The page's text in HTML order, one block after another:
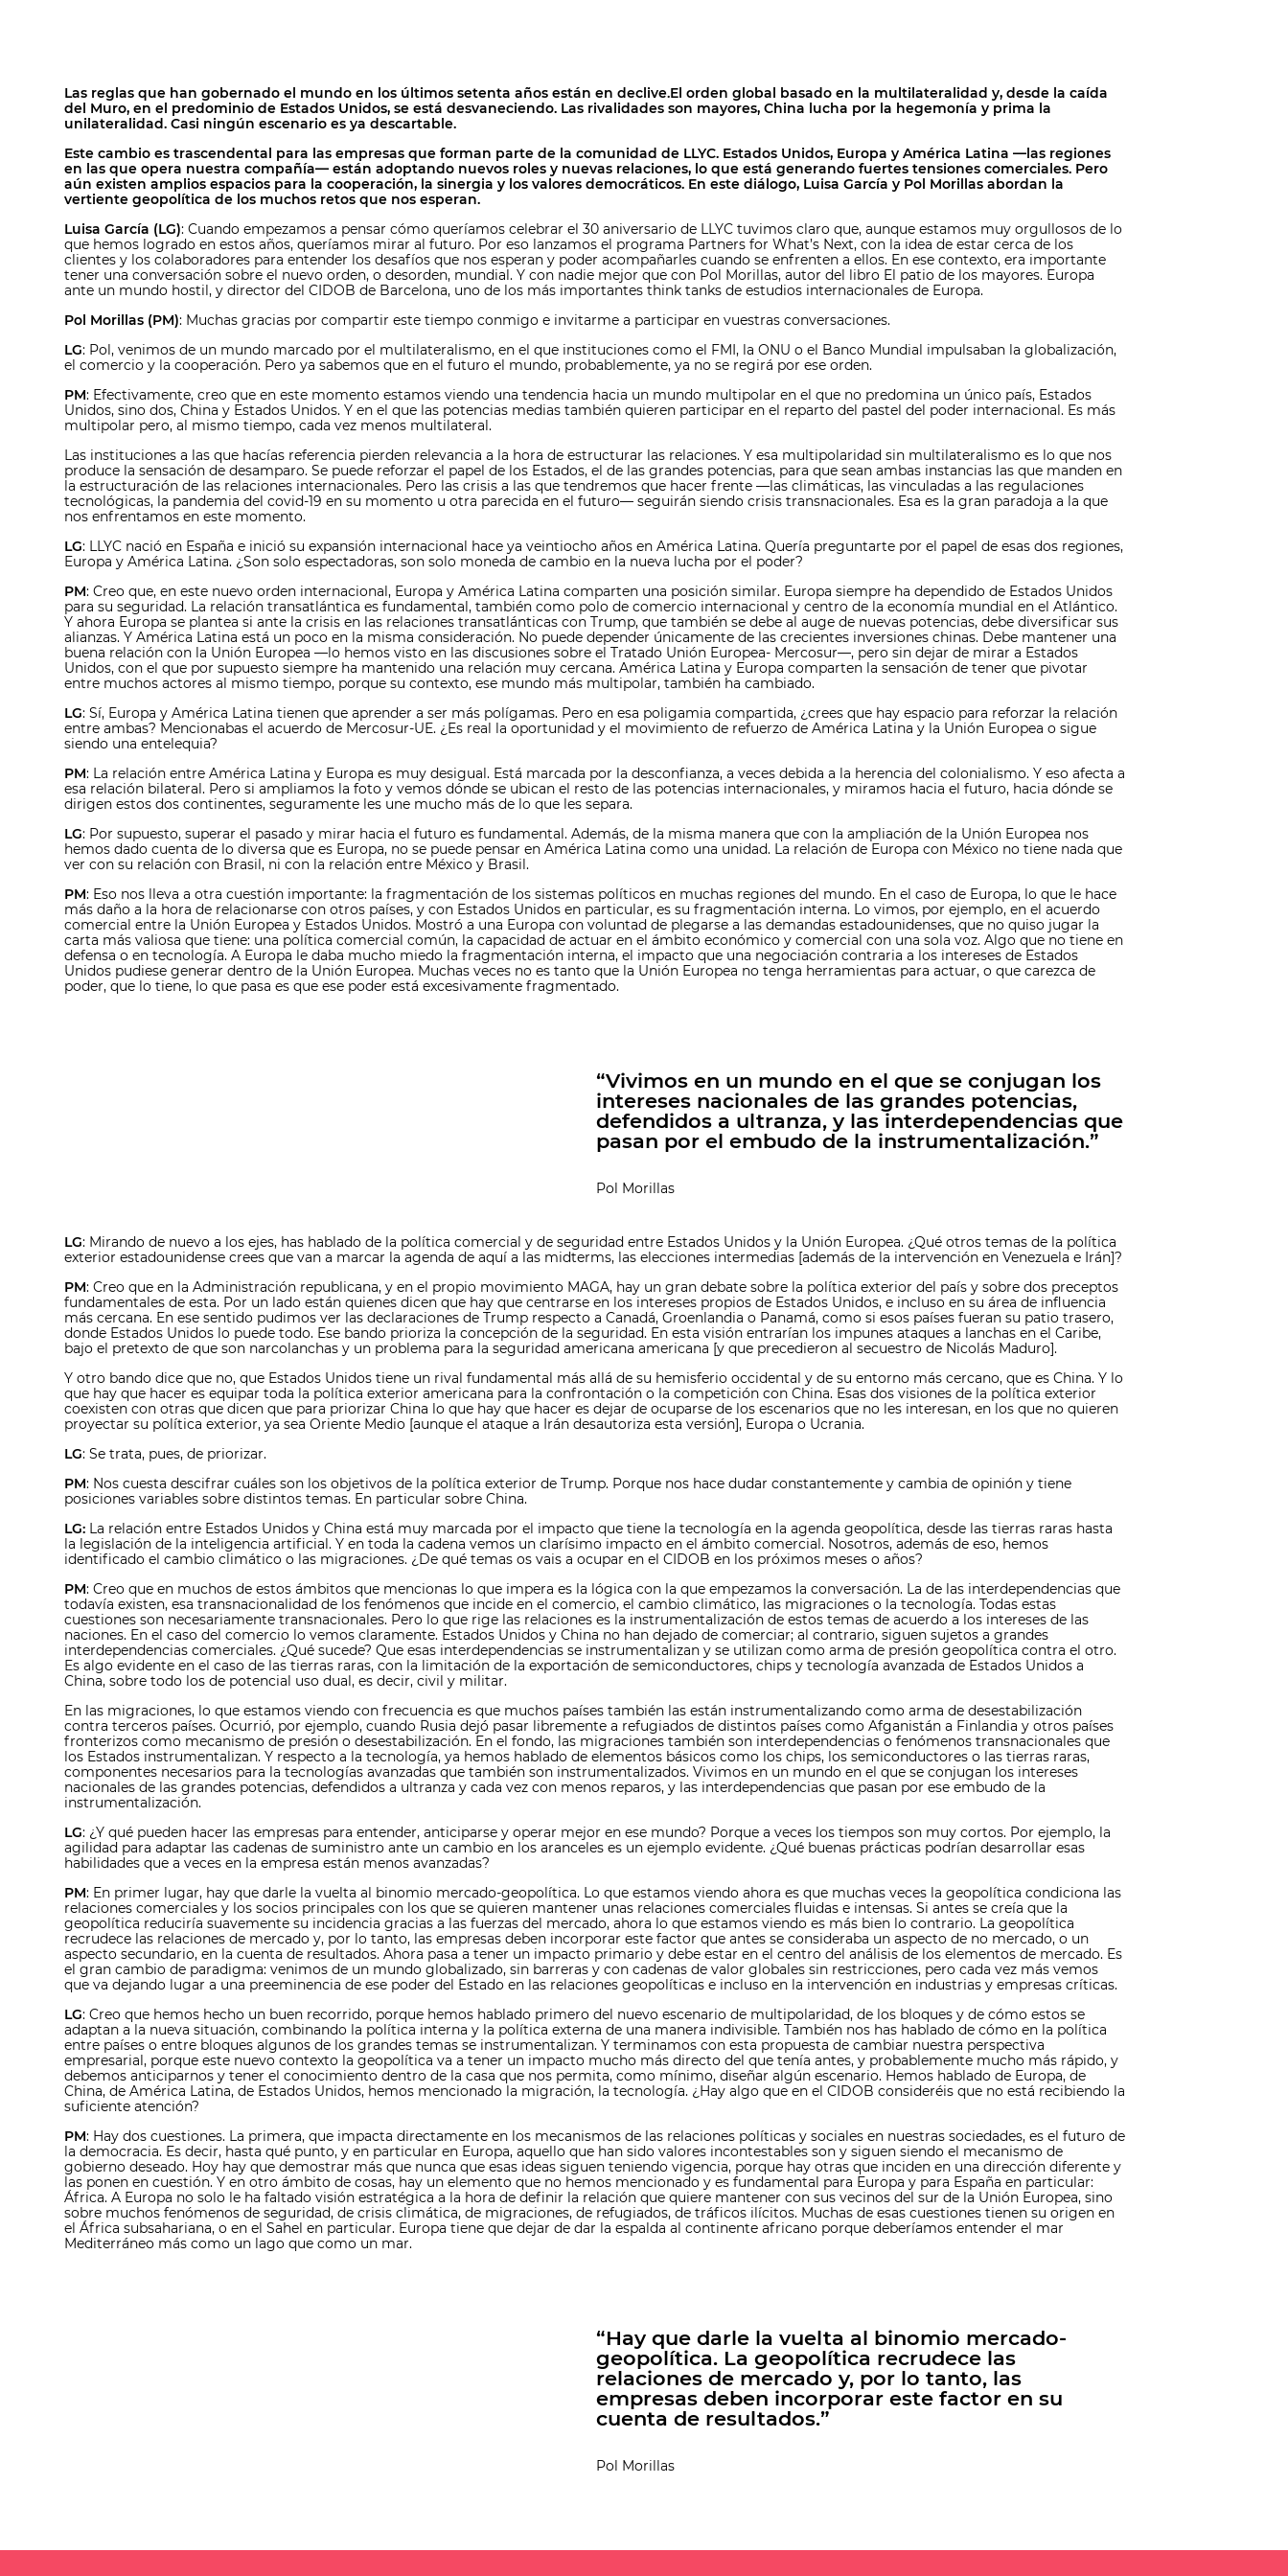
Las reglas que han gobernado el mundo en los últimos setenta años están en declive.El orden global basado en la multilateralidad y, desde la caída
del Muro, en el predominio de Estados Unidos, se está desvaneciendo. Las rivalidades son mayores, China lucha por la hegemonía y prima la
unilateralidad. Casi ningún escenario es ya descartable.
Este cambio es trascendental para las empresas que forman parte de la comunidad de LLYC. Estados Unidos, Europa y América Latina —las regiones
en las que opera nuestra compañía— están adoptando nuevos roles y nuevas relaciones, lo que está generando fuertes tensiones comerciales. Pero
aún existen amplios espacios para la cooperación, la sinergia y los valores democráticos. En este diálogo, Luisa García y Pol Morillas abordan la
vertiente geopolítica de los muchos retos que nos esperan.
Luisa García (LG): Cuando empezamos a pensar cómo queríamos celebrar el 30 aniversario de LLYC tuvimos claro que, aunque estamos muy orgullosos de lo
que hemos logrado en estos años, queríamos mirar al futuro. Por eso lanzamos el programa Partners for What’s Next, con la idea de estar cerca de los
clientes y los colaboradores para entender los desafíos que nos esperan y poder acompañarles cuando se enfrenten a ellos. En ese contexto, era importante
tener una conversación sobre el nuevo orden, o desorden, mundial. Y con nadie mejor que con Pol Morillas, autor del libro El patio de los mayores. Europa
ante un mundo hostil, y director del CIDOB de Barcelona, uno de los más importantes think tanks de estudios internacionales de Europa.
Pol Morillas (PM): Muchas gracias por compartir este tiempo conmigo e invitarme a participar en vuestras conversaciones.
LG: Pol, venimos de un mundo marcado por el multilateralismo, en el que instituciones como el FMI, la ONU o el Banco Mundial impulsaban la globalización,
el comercio y la cooperación. Pero ya sabemos que en el futuro el mundo, probablemente, ya no se regirá por ese orden.
PM: Efectivamente, creo que en este momento estamos viendo una tendencia hacia un mundo multipolar en el que no predomina un único país, Estados
Unidos, sino dos, China y Estados Unidos. Y en el que las potencias medias también quieren participar en el reparto del pastel del poder internacional. Es más
multipolar pero, al mismo tiempo, cada vez menos multilateral.
Las instituciones a las que hacías referencia pierden relevancia a la hora de estructurar las relaciones. Y esa multipolaridad sin multilateralismo es lo que nos
produce la sensación de desamparo. Se puede reforzar el papel de los Estados, el de las grandes potencias, para que sean ambas instancias las que manden en
la estructuración de las relaciones internacionales. Pero las crisis a las que tendremos que hacer frente —las climáticas, las vinculadas a las regulaciones
tecnológicas, la pandemia del covid-19 en su momento u otra parecida en el futuro— seguirán siendo crisis transnacionales. Esa es la gran paradoja a la que
nos enfrentamos en este momento.
LG: LLYC nació en España e inició su expansión internacional hace ya veintiocho años en América Latina. Quería preguntarte por el papel de esas dos regiones,
Europa y América Latina. ¿Son solo espectadoras, son solo moneda de cambio en la nueva lucha por el poder?
PM: Creo que, en este nuevo orden internacional, Europa y América Latina comparten una posición similar. Europa siempre ha dependido de Estados Unidos
para su seguridad. La relación transatlántica es fundamental, también como polo de comercio internacional y centro de la economía mundial en el Atlántico.
Y ahora Europa se plantea si ante la crisis en las relaciones transatlánticas con Trump, que también se debe al auge de nuevas potencias, debe diversificar sus
alianzas. Y América Latina está un poco en la misma consideración. No puede depender únicamente de las crecientes inversiones chinas. Debe mantener una
buena relación con la Unión Europea —lo hemos visto en las discusiones sobre el Tratado Unión Europea- Mercosur—, pero sin dejar de mirar a Estados
Unidos, con el que por supuesto siempre ha mantenido una relación muy cercana. América Latina y Europa comparten la sensación de tener que pivotar
entre muchos actores al mismo tiempo, porque su contexto, ese mundo más multipolar, también ha cambiado.
LG: Sí, Europa y América Latina tienen que aprender a ser más polígamas. Pero en esa poligamia compartida, ¿crees que hay espacio para reforzar la relación
entre ambas? Mencionabas el acuerdo de Mercosur-UE. ¿Es real la oportunidad y el movimiento de refuerzo de América Latina y la Unión Europea o sigue
siendo una entelequia?
PM: La relación entre América Latina y Europa es muy desigual. Está marcada por la desconfianza, a veces debida a la herencia del colonialismo. Y eso afecta a
esa relación bilateral. Pero si ampliamos la foto y vemos dónde se ubican el resto de las potencias internacionales, y miramos hacia el futuro, hacia dónde se
dirigen estos dos continentes, seguramente les une mucho más de lo que les separa.
LG: Por supuesto, superar el pasado y mirar hacia el futuro es fundamental. Además, de la misma manera que con la ampliación de la Unión Europea nos
hemos dado cuenta de lo diversa que es Europa, no se puede pensar en América Latina como una unidad. La relación de Europa con México no tiene nada que
ver con su relación con Brasil, ni con la relación entre México y Brasil.
PM: Eso nos lleva a otra cuestión importante: la fragmentación de los sistemas políticos en muchas regiones del mundo. En el caso de Europa, lo que le hace
más daño a la hora de relacionarse con otros países, y con Estados Unidos en particular, es su fragmentación interna. Lo vimos, por ejemplo, en el acuerdo
comercial entre la Unión Europea y Estados Unidos. Mostró a una Europa con voluntad de plegarse a las demandas estadounidenses, que no quiso jugar la
carta más valiosa que tiene: una política comercial común, la capacidad de actuar en el ámbito económico y comercial con una sola voz. Algo que no tiene en
defensa o en tecnología. A Europa le daba mucho miedo la fragmentación interna, el impacto que una negociación contraria a los intereses de Estados
Unidos pudiese generar dentro de la Unión Europea. Muchas veces no es tanto que la Unión Europea no tenga herramientas para actuar, o que carezca de
poder, que lo tiene, lo que pasa es que ese poder está excesivamente fragmentado.
“Vivimos en un mundo en el que se conjugan los
intereses nacionales de las grandes potencias,
defendidos a ultranza, y las interdependencias que
pasan por el embudo de la instrumentalización.”
Pol Morillas
LG: Mirando de nuevo a los ejes, has hablado de la política comercial y de seguridad entre Estados Unidos y la Unión Europea. ¿Qué otros temas de la política
exterior estadounidense crees que van a marcar la agenda de aquí a las midterms, las elecciones intermedias [además de la intervención en Venezuela e Irán]?
PM: Creo que en la Administración republicana, y en el propio movimiento MAGA, hay un gran debate sobre la política exterior del país y sobre dos preceptos
fundamentales de esta. Por un lado están quienes dicen que hay que centrarse en los intereses propios de Estados Unidos, e incluso en su área de influencia
más cercana. En ese sentido pudimos ver las declaraciones de Trump respecto a Canadá, Groenlandia o Panamá, como si esos países fueran su patio trasero,
donde Estados Unidos lo puede todo. Ese bando prioriza la concepción de la seguridad. En esta visión entrarían los impunes ataques a lanchas en el Caribe,
bajo el pretexto de que son narcolanchas y un problema para la seguridad americana americana [y que precedieron al secuestro de Nicolás Maduro].
Y otro bando dice que no, que Estados Unidos tiene un rival fundamental más allá de su hemisferio occidental y de su entorno más cercano, que es China. Y lo
que hay que hacer es equipar toda la política exterior americana para la confrontación o la competición con China. Esas dos visiones de la política exterior
coexisten con otras que dicen que para priorizar China lo que hay que hacer es dejar de ocuparse de los escenarios que no les interesan, en los que no quieren
proyectar su política exterior, ya sea Oriente Medio [aunque el ataque a Irán desautoriza esta versión], Europa o Ucrania.
LG: Se trata, pues, de priorizar.
PM: Nos cuesta descifrar cuáles son los objetivos de la política exterior de Trump. Porque nos hace dudar constantemente y cambia de opinión y tiene
posiciones variables sobre distintos temas. En particular sobre China.
LG: La relación entre Estados Unidos y China está muy marcada por el impacto que tiene la tecnología en la agenda geopolítica, desde las tierras raras hasta
la legislación de la inteligencia artificial. Y en toda la cadena vemos un clarísimo impacto en el ámbito comercial. Nosotros, además de eso, hemos
identificado el cambio climático o las migraciones. ¿De qué temas os vais a ocupar en el CIDOB en los próximos meses o años?
PM: Creo que en muchos de estos ámbitos que mencionas lo que impera es la lógica con la que empezamos la conversación. La de las interdependencias que
todavía existen, esa transnacionalidad de los fenómenos que incide en el comercio, el cambio climático, las migraciones o la tecnología. Todas estas
cuestiones son necesariamente transnacionales. Pero lo que rige las relaciones es la instrumentalización de estos temas de acuerdo a los intereses de las
naciones. En el caso del comercio lo vemos claramente. Estados Unidos y China no han dejado de comerciar; al contrario, siguen sujetos a grandes
interdependencias comerciales. ¿Qué sucede? Que esas interdependencias se instrumentalizan y se utilizan como arma de presión geopolítica contra el otro.
Es algo evidente en el caso de las tierras raras, con la limitación de la exportación de semiconductores, chips y tecnología avanzada de Estados Unidos a
China, sobre todo los de potencial uso dual, es decir, civil y militar.
En las migraciones, lo que estamos viendo con frecuencia es que muchos países también las están instrumentalizando como arma de desestabilización
contra terceros países. Ocurrió, por ejemplo, cuando Rusia dejó pasar libremente a refugiados de distintos países como Afganistán a Finlandia y otros países
fronterizos como mecanismo de presión o desestabilización. En el fondo, las migraciones también son interdependencias o fenómenos transnacionales que
los Estados instrumentalizan. Y respecto a la tecnología, ya hemos hablado de elementos básicos como los chips, los semiconductores o las tierras raras,
componentes necesarios para la tecnologías avanzadas que también son instrumentalizados. Vivimos en un mundo en el que se conjugan los intereses
nacionales de las grandes potencias, defendidos a ultranza y cada vez con menos reparos, y las interdependencias que pasan por ese embudo de la
instrumentalización.
LG: ¿Y qué pueden hacer las empresas para entender, anticiparse y operar mejor en ese mundo? Porque a veces los tiempos son muy cortos. Por ejemplo, la
agilidad para adaptar las cadenas de suministro ante un cambio en los aranceles es un ejemplo evidente. ¿Qué buenas prácticas podrían desarrollar esas
habilidades que a veces en la empresa están menos avanzadas?
PM: En primer lugar, hay que darle la vuelta al binomio mercado-geopolítica. Lo que estamos viendo ahora es que muchas veces la geopolítica condiciona las
relaciones comerciales y los socios principales con los que se quieren mantener unas relaciones comerciales fluidas e intensas. Si antes se creía que la
geopolítica reduciría suavemente su incidencia gracias a las fuerzas del mercado, ahora lo que estamos viendo es más bien lo contrario. La geopolítica
recrudece las relaciones de mercado y, por lo tanto, las empresas deben incorporar este factor que antes se consideraba un aspecto de no mercado, o un
aspecto secundario, en la cuenta de resultados. Ahora pasa a tener un impacto primario y debe estar en el centro del análisis de los elementos de mercado. Es
el gran cambio de paradigma: venimos de un mundo globalizado, sin barreras y con cadenas de valor globales sin restricciones, pero cada vez más vemos
que va dejando lugar a una preeminencia de ese poder del Estado en las relaciones geopolíticas e incluso en la intervención en industrias y empresas críticas.
LG: Creo que hemos hecho un buen recorrido, porque hemos hablado primero del nuevo escenario de multipolaridad, de los bloques y de cómo estos se
adaptan a la nueva situación, combinando la política interna y la política externa de una manera indivisible. También nos has hablado de cómo en la política
entre países o entre bloques algunos de los grandes temas se instrumentalizan. Y terminamos con esta propuesta de cambiar nuestra perspectiva
empresarial, porque este nuevo contexto la geopolítica va a tener un impacto mucho más directo del que tenía antes, y probablemente mucho más rápido, y
debemos anticiparnos y tener el conocimiento dentro de la casa que nos permita, como mínimo, diseñar algún escenario. Hemos hablado de Europa, de
China, de América Latina, de Estados Unidos, hemos mencionado la migración, la tecnología. ¿Hay algo que en el CIDOB consideréis que no está recibiendo la
suficiente atención?
PM: Hay dos cuestiones. La primera, que impacta directamente en los mecanismos de las relaciones políticas y sociales en nuestras sociedades, es el futuro de
la democracia. Es decir, hasta qué punto, y en particular en Europa, aquello que han sido valores incontestables son y siguen siendo el mecanismo de
gobierno deseado. Hoy hay que demostrar más que nunca que esas ideas siguen teniendo vigencia, porque hay otras que inciden en una dirección diferente y
las ponen en cuestión. Y en otro ámbito de cosas, hay un elemento que no hemos mencionado y es fundamental para Europa y para España en particular:
África. A Europa no solo le ha faltado visión estratégica a la hora de definir la relación que quiere mantener con sus vecinos del sur de la Unión Europea, sino
sobre muchos fenómenos de seguridad, de crisis climática, de migraciones, de refugiados, de tráficos ilícitos. Muchas de esas cuestiones tienen su origen en
el África subsahariana, o en el Sahel en particular. Europa tiene que dejar de dar la espalda al continente africano porque deberíamos entender el mar
Mediterráneo más como un lago que como un mar.
“Hay que darle la vuelta al binomio mercado-
geopolítica. La geopolítica recrudece las
relaciones de mercado y, por lo tanto, las
empresas deben incorporar este factor en su
cuenta de resultados.”
Pol Morillas